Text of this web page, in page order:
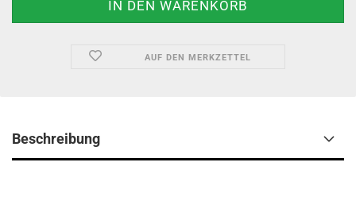
AUF DEN MERKZETTEL
Beschreibung